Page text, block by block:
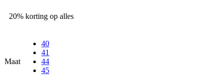
20% korting op alles
Maat
40
41
44
45